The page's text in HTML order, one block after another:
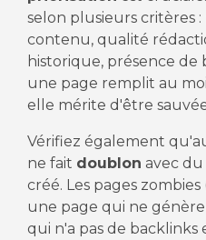
selon plusieurs critères
contenu, qualité
historique, présence de
une page remplit au
elle mérite d'être
Vérifiez également
ne fait doublon avec
créé. Les pages
une page qui ne génère
qui n'a pas de